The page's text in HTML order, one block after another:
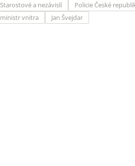
Starostové a nezávislí
Policie České
ministr vnitra
Jan Švejdar